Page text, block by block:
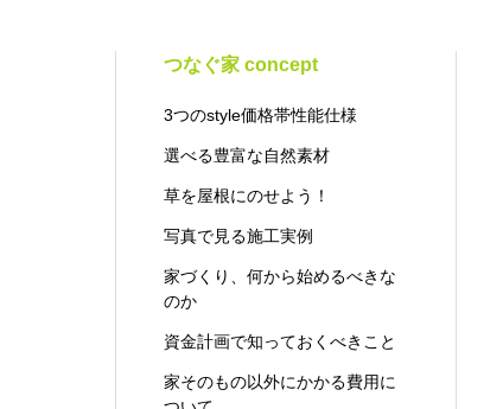
つなぐ家 concept
3つのstyle価格帯性能仕様
選べる豊富な自然素材
草を屋根にのせよう！
写真で見る施工実例
家づくり、何から始めるべきな
のか
資金計画で知っておくべきこと
家そのもの以外にかかる費用に